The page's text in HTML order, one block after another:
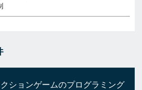
クションゲームのプログラミング